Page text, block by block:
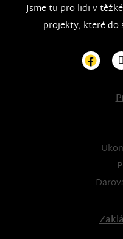
Jsme tu pro lidi v
projekty, které do